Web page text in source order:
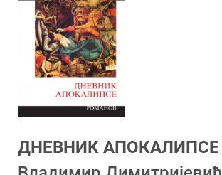
ДНЕВНИК АПОКАЛИПСЕ